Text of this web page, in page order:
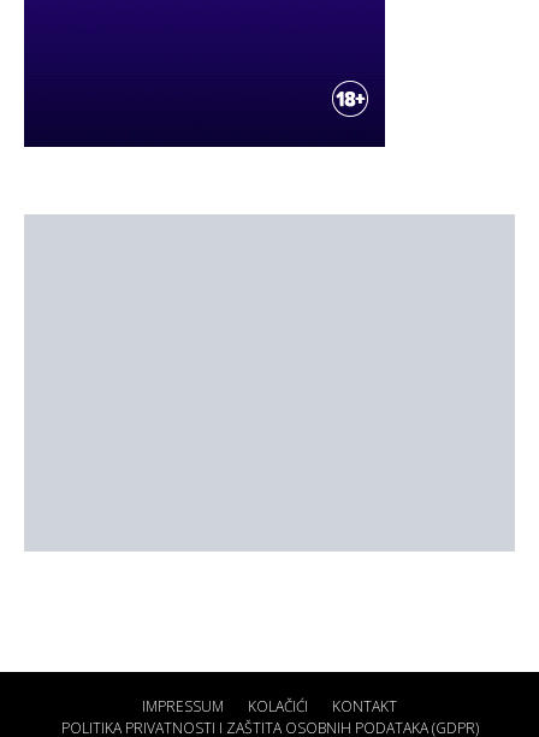
IMPRESSUM KOLAČIĆI
KONTAKT
POLITIKA PRIVATNOSTI I ZAŠTITA OSOBNIH PODATAKA (GDPR)